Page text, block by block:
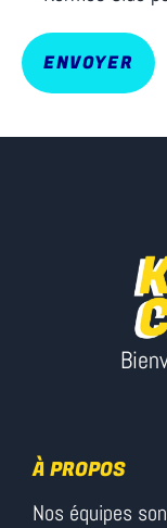
À PROPOS
Nos équipes